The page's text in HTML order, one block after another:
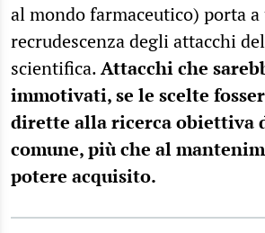
al mondo farmaceutico) porta a
recrudescenza degli attacchi
scientifica.Attacchi che
immotivati, se le scelte
dirette alla ricerca obiettiva
comune, più che al
potere acquisito.